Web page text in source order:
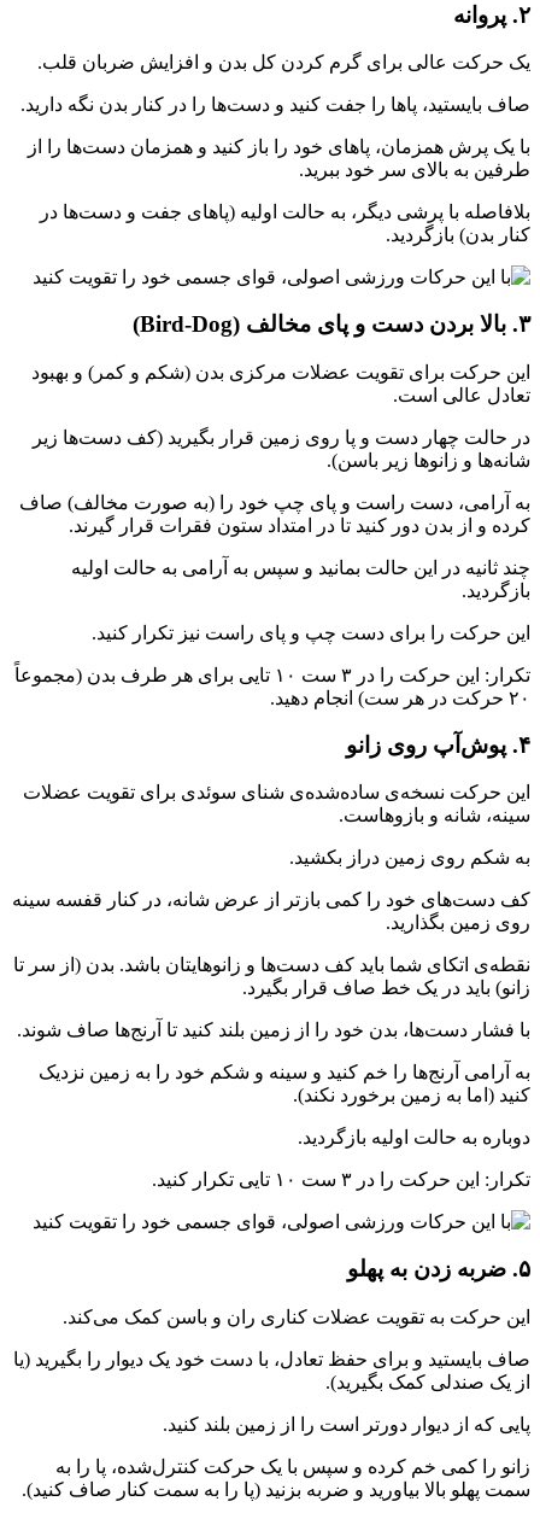
۲. پروانه
یک حرکت عالی برای گرم کردن کل بدن و افزایش ضربان قلب.
صاف بایستید، پاها را جفت کنید و دست‌ها را در کنار بدن نگه دارید.
با یک پرش همزمان، پاهای خود را باز کنید و همزمان دست‌ها را از
طرفین به بالای سر خود ببرید.
بلافاصله با پرشی دیگر، به حالت اولیه (پاهای جفت و دست‌ها در
کنار بدن) بازگردید.
۳. بالا بردن دست و پای مخالف (Bird-Dog)
این حرکت برای تقویت عضلات مرکزی بدن (شکم و کمر) و بهبود
تعادل عالی است.
در حالت چهار دست و پا روی زمین قرار بگیرید (کف دست‌ها زیر
شانه‌ها و زانوها زیر باسن).
به آرامی، دست راست و پای چپ خود را (به صورت مخالف) صاف
کرده و از بدن دور کنید تا در امتداد ستون فقرات قرار گیرند.
چند ثانیه در این حالت بمانید و سپس به آرامی به حالت اولیه
بازگردید.
این حرکت را برای دست چپ و پای راست نیز تکرار کنید.
تکرار: این حرکت را در ۳ ست ۱۰ تایی برای هر طرف بدن (مجموعاً
۲۰ حرکت در هر ست) انجام دهید.
۴. پوش‌آپ روی زانو
این حرکت نسخه‌ی ساده‌شده‌ی شنای سوئدی برای تقویت عضلات
سینه، شانه و بازوهاست.
به شکم روی زمین دراز بکشید.
کف دست‌های خود را کمی بازتر از عرض شانه، در کنار قفسه سینه
روی زمین بگذارید.
نقطه‌ی اتکای شما باید کف دست‌ها و زانوهایتان باشد. بدن (از سر تا
زانو) باید در یک خط صاف قرار بگیرد.
با فشار دست‌ها، بدن خود را از زمین بلند کنید تا آرنج‌ها صاف شوند.
به آرامی آرنج‌ها را خم کنید و سینه و شکم خود را به زمین نزدیک
کنید (اما به زمین برخورد نکند).
دوباره به حالت اولیه بازگردید.
تکرار: این حرکت را در ۳ ست ۱۰ تایی تکرار کنید.
۵. ضربه زدن به پهلو
این حرکت به تقویت عضلات کناری ران و باسن کمک می‌کند.
صاف بایستید و برای حفظ تعادل، با دست خود یک دیوار را بگیرید (یا
از یک صندلی کمک بگیرید).
پایی که از دیوار دورتر است را از زمین بلند کنید.
زانو را کمی خم کرده و سپس با یک حرکت کنترل‌شده، پا را به
سمت پهلو بالا بیاورید و ضربه بزنید (پا را به سمت کنار صاف کنید).